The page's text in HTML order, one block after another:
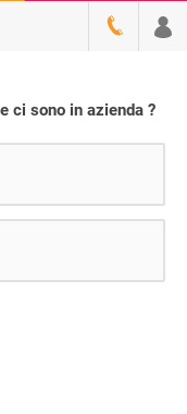
ci sono in azienda ?